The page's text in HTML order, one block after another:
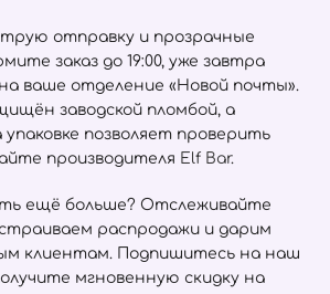
отправку и прозрачные
заказ до 19:00, уже завтра
ваше отделение «Новой почты».
заводской пломбой, а
упаковке позволяет проверить
производителя Elf Bar.
ещё больше? Отслеживайте
распродажи и дарим
клиентам. Подпишитесь на наш
мгновенную скидку на